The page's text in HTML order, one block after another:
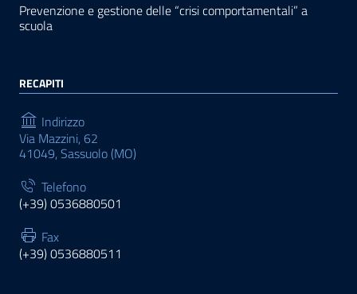
Prevenzione e gestione delle “crisi comportamentali” a
scuola
RECAPITI
Indirizzo
Via Mazzini, 62
41049, Sassuolo (MO)
Telefono
(+39) 0536880501
Fax
(+39) 0536880511